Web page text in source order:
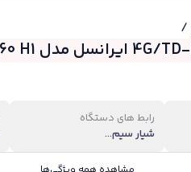
/
رابط های دستگاه
شیار سیم...